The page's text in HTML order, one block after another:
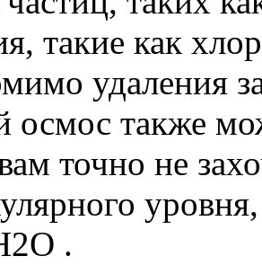
такие как
удаления
осмос также
точно не
.